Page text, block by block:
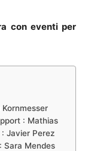
con eventi per
Kornmesser
: Mathias
Javier Perez
Sara Mendes